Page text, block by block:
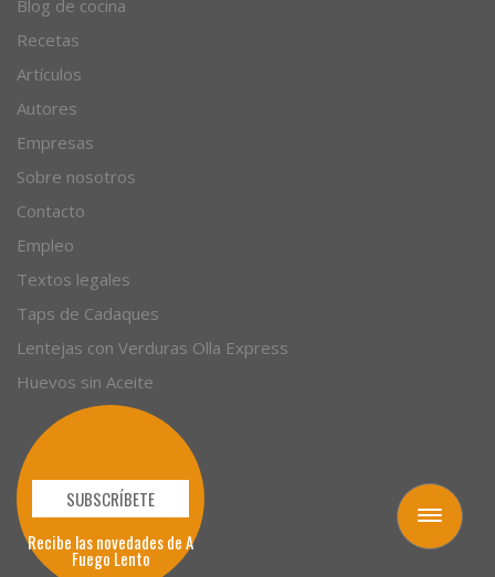
Toggle
navigation
Blog de cocina
Recetas
Artículos
Autores
Empresas
Sobre nosotros
Contacto
Empleo
Textos legales
Taps de Cadaques
Lentejas con Verduras Olla Express
Huevos sin Aceite
SUBSCRÍBETE